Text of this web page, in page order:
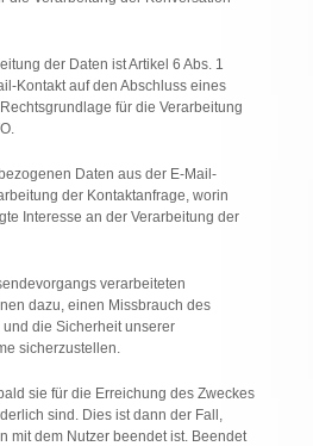
der Daten ist Artikel 6 Abs. 1
Kontakt auf den Abschluss eines
für die Verarbeitung
Daten aus der E-Mail-
der Kontaktanfrage, worin
Interesse an der Verarbeitung der
verarbeiteten
dazu, einen Missbrauch des
die Sicherheit unserer
sicherzustellen.
sie für die Erreichung des Zweckes
sind. Dies ist dann der Fall,
mit dem Nutzer beendet ist. Beendet